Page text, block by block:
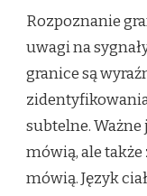
Rozpoznanie
uwagi na
granice są
subtelne. Ważne
mówią, ale także
mówią. Język